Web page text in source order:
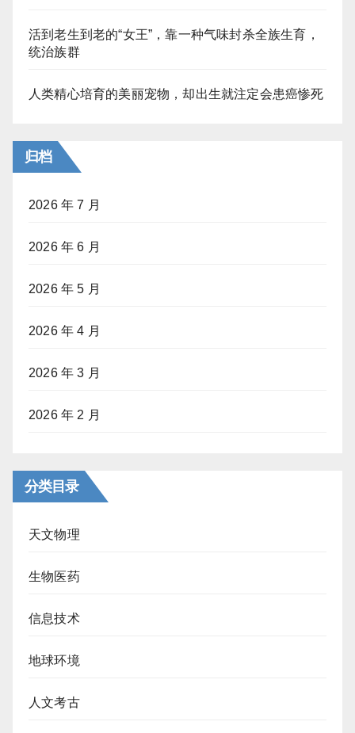
活到老生到老的“女王”，靠一种气味封杀全族生育，
统治族群
人类精心培育的美丽宠物，却出生就注定会患癌惨死
归档
2026 年 7 月
2026 年 6 月
2026 年 5 月
2026 年 4 月
2026 年 3 月
2026 年 2 月
分类目录
天文物理
生物医药
信息技术
地球环境
人文考古